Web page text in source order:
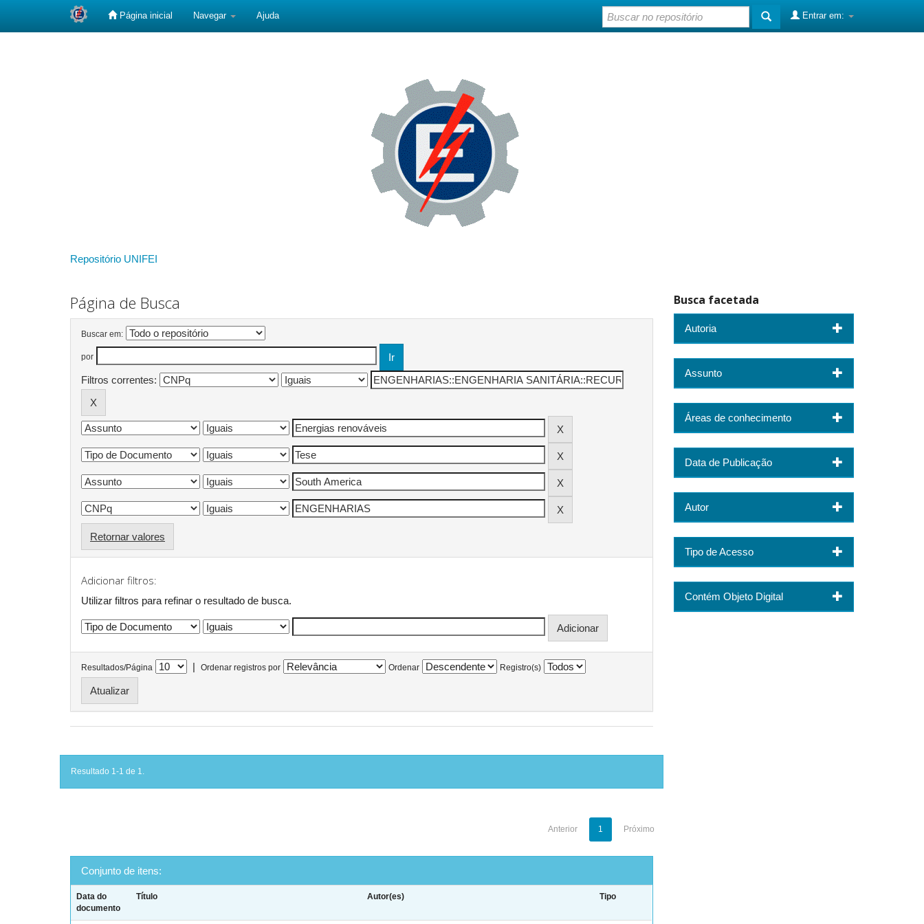
Página inicial Navegar Ajuda Entrar em:
Repositório UNIFEI
Página de Busca
Buscar em:
por
Filtros correntes:
Retornar valores
Adicionar filtros:
Utilizar filtros para refinar o resultado de busca.
Resultados/Página | Ordenar registros por Ordenar Registro(s)
Resultado 1-1 de 1.
Anterior 1 Próximo
Conjunto de itens:
Data do
documento
Título Autor(es) Tipo
Busca facetada
Autoria
Assunto
Áreas de conhecimento
Data de Publicação
Autor
Tipo de Acesso
Contém Objeto Digital